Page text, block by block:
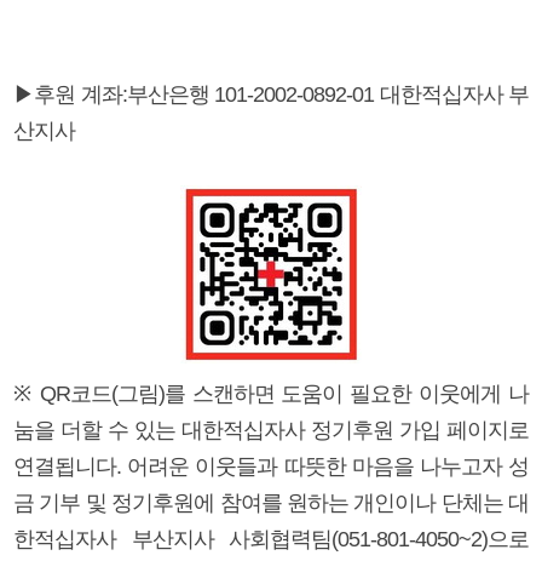
▶후원 계좌:부산은행 101-2002-0892-01 대한적십자사 부
산지사
※ QR코드(그림)를 스캔하면 도움이 필요한 이웃에게 나
눔을 더할 수 있는 대한적십자사 정기후원 가입 페이지로
연결됩니다. 어려운 이웃들과 따뜻한 마음을 나누고자 성
금 기부 및 정기후원에 참여를 원하는 개인이나 단체는 대
한적십자사 부산지사 사회협력팀(051-801-4050~2)으로